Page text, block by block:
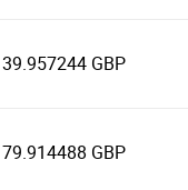
39.957244 GBP
79.914488 GBP